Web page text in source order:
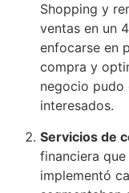
Shopping y
ventas en un
enfocarse en
compra y
negocio pudo
interesados.
Servicios de
financiera
implementó